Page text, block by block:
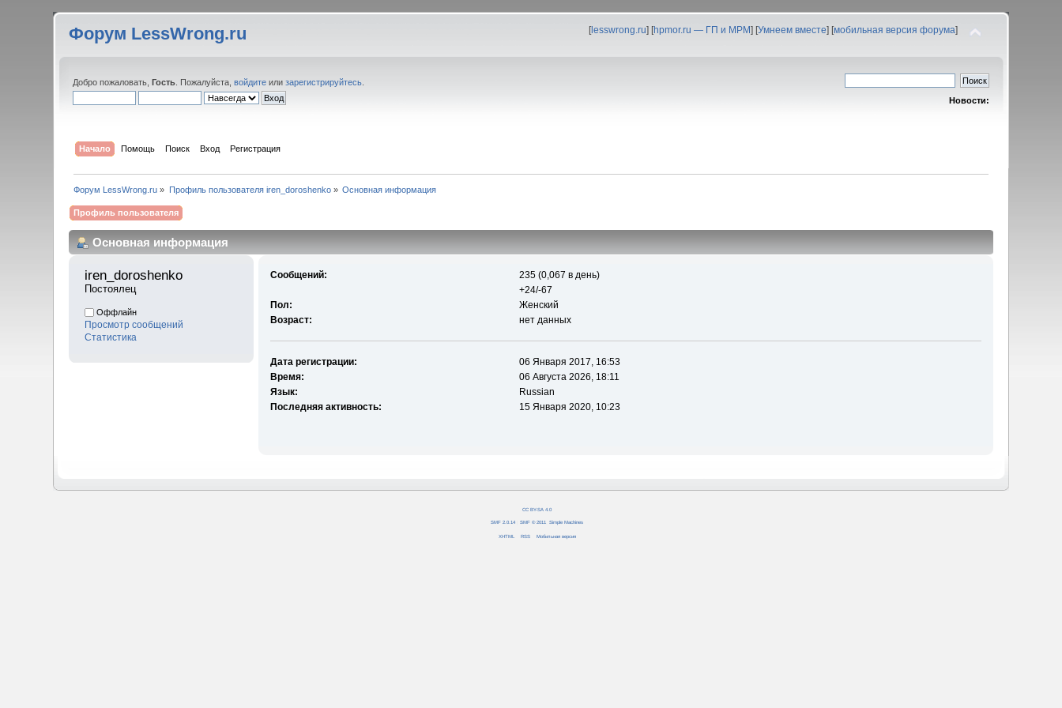
Форум LessWrong.ru [lesswrong.ru] [hpmor.ru — ГП и МРМ] [Умнеем вместе] [мобильная версия форума]
Добро пожаловать,Гость . Пожалуйста,войдите илизарегистрируйтесь
Новости:
Начало Помощь Поиск Вход Регистрация
Форум LessWrong.ru » Профиль пользователя iren_doroshenko» Основная информация
Профиль пользователя
Основная информация
iren_doroshenko
Постоялец
Оффлайн
Просмотр сообщений
Статистика
Сообщений:
235 (0,067 в день)
+24/-67
Пол:
Женский
Возраст:
нет данных
Дата регистрации:
06 Января 2017, 16:53
Время:
06 Августа 2026, 18:11
Язык:
Russian
Последняя активность:
15 Января 2020, 10:23
CC BY-SA 4.0
SMF 2.0.14 SMF © 2011 Simple Machines
XHTML RSS Мобильная версия